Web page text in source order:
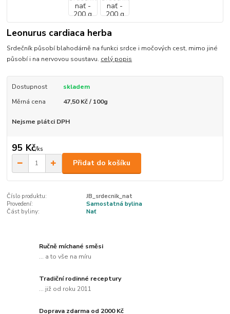
Leonurus cardiaca herba
Srdečník působí blahodárně na funkci srdce i močových cest, mimo jiné
působí i na nervovou soustavu. celý popis
Dostupnost
skladem
Měrná cena
47,50 Kč / 100g
Nejsme plátci DPH
95 Kč/ks
Přidat do košíku
Číslo produktu:
JB_srdecnik_nat
Provedení:
Samostatná bylina
Část byliny:
Nať
Ručně míchané směsi
... a to vše na míru
Tradiční rodinné receptury
... již od roku 2011
Doprava zdarma od 2000 Kč